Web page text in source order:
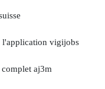
l'application vigijobs
complet aj3m